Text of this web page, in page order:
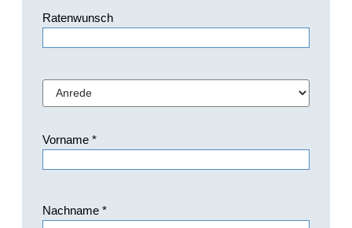
Ratenwunsch
Vorname *
Nachname *